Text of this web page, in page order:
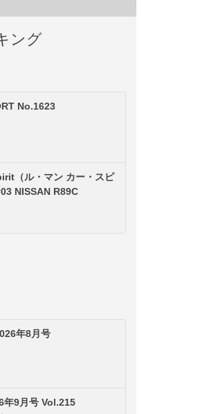
ング
No.1623
（ル・マン カー・スピ
NISSAN R89C
年8月号
年9月号 Vol.215